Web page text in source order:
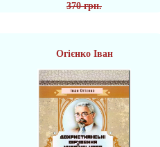
370 грн.
Огієнко Іван